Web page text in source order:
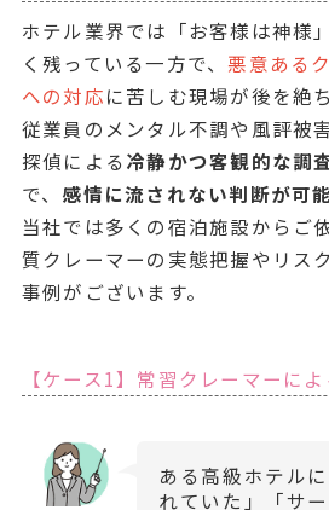
ホテル業界では「お客様は神様
く残っている一方で、悪意ある
への対応に苦しむ現場が後を絶
従業員のメンタル不調や風評被
探偵による冷静かつ客観的な調
で、 感情に流されない判断が可
当社では多くの宿泊施設からご
質クレーマーの実態把握やリス
事例がございます。
【ケース1】常習クレーマーに
ある高級ホテル
れていた」「サ